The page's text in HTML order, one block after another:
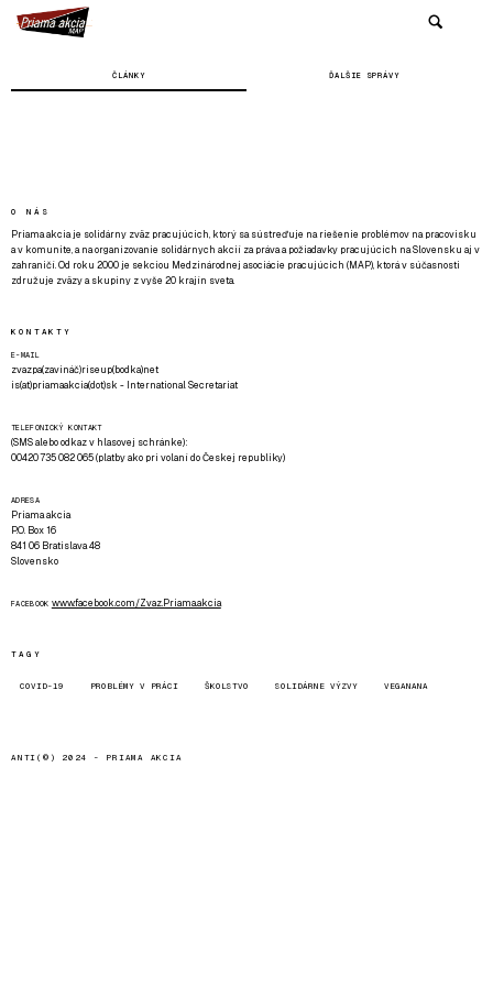
ČLÁNKY ĎALŠIE SPRÁVY
O NÁS
Priama akcia je solidárny zväz pracujúcich, ktorý sa sústreďuje na riešenie problémov na pracovisku
a v komunite, a na organizovanie solidárnych akcií za práva a požiadavky pracujúcich na Slovensku aj v
zahraničí. Od roku 2000 je sekciou Medzinárodnej asociácie pracujúcich (MAP), ktorá v súčasnosti
združuje zväzy a skupiny z vyše 20 krajín sveta.
KONTAKTY
E-MAIL
zvazpa(zavináč)riseup(bodka)net
is(at)priamaakcia(dot)sk - International Secretariat
TELEFONICKÝ KONTAKT
(SMS alebo odkaz v hlasovej schránke):
00420 735 082 065 (platby ako pri volaní do Českej republiky)
ADRESA
Priama akcia
P.O. Box 16
841 06 Bratislava 48
Slovensko
FACEBOOK www.facebook.com/Zvaz.Priama.akcia
TAGY
COVID-19 PROBLÉMY V PRÁCI ŠKOLSTVO SOLIDÁRNE VÝZVY VEGANANA
ANTI(©) 2024 - PRIAMA AKCIA